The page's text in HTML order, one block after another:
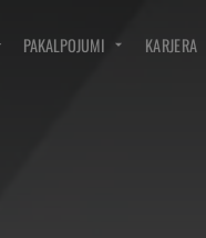
PAKALPOJUMI KARJERA